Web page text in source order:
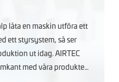
låta en maskin utföra ett
ett styrsystem, så ser
ut idag. AIRTEC
med våra produkter